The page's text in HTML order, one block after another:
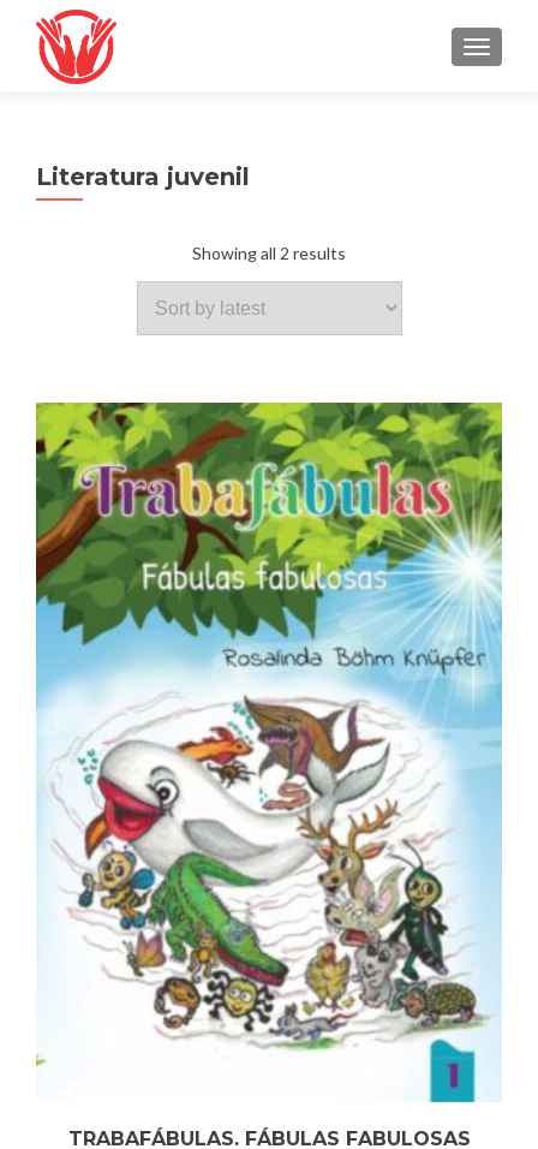
Literatura juvenil
Showing all 2 results
TRABAFÁBULAS. FÁBULAS FABULOSAS